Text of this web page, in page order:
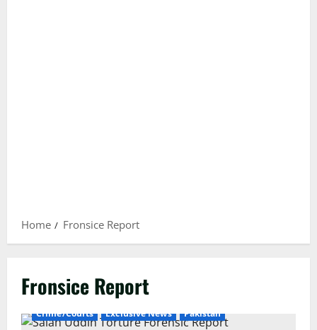
Home Fronsice Report
Fronsice Report
Crime/Courts Exclusive News Pakistan